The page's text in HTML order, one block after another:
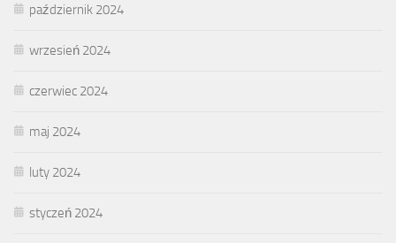
październik 2024
wrzesień 2024
czerwiec 2024
maj 2024
luty 2024
styczeń 2024